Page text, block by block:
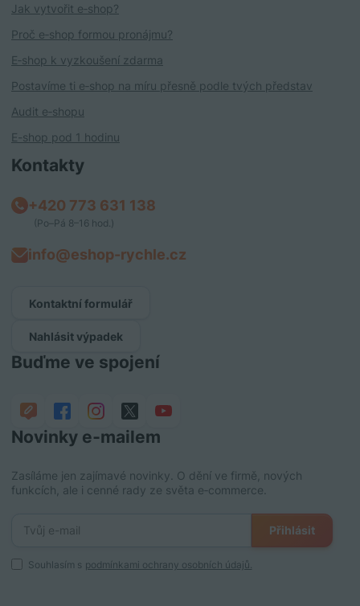
Jak vytvořit e‑shop?
Proč e‑shop formou pronájmu?
E‑shop k vyzkoušení zdarma
Postavíme ti e‑shop na míru přesně podle tvých představ
Audit e‑shopu
E-shop pod 1 hodinu
Kontakty
+420 773 631 138
(Po–Pá 8–16 hod.)
info@eshop-rychle.cz
Kontaktní formulář
Nahlásit výpadek
Buďme ve spojení
Novinky e‑mailem
Zasíláme jen zajímavé novinky. O dění ve firmě, nových
funkcích, ale i cenné rady ze světa e‑commerce.
Přihlásit
Souhlasím s podmínkami ochrany osobních údajů.